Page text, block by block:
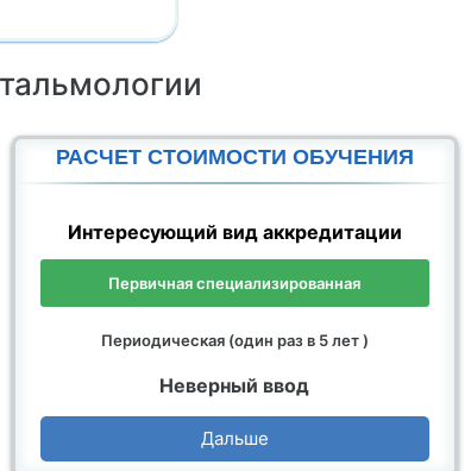
РАСЧЕТ СТОИМОСТИ ОБУЧЕНИЯ
Интересующий вид аккредитации
Первичная специализированная
Периодическая (один раз в 5 лет )
Неверный ввод
Дальше